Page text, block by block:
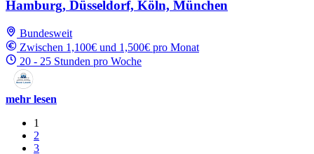
Hamburg, Düsseldorf, Köln, München
Bundesweit
Zwischen 1,100€ und 1,500€ pro Monat
20 - 25 Stunden pro Woche
mehr lesen
1
2
3